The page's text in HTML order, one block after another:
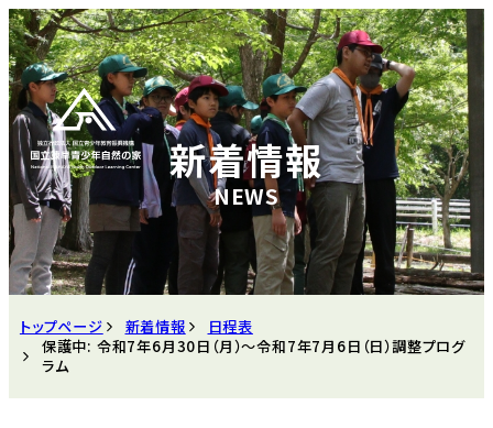
新着情報
トップページ 新着情報
日程表
保護中: 令和7年6月30日（月）～令和7年7月6日（日）調整プログ
ラム